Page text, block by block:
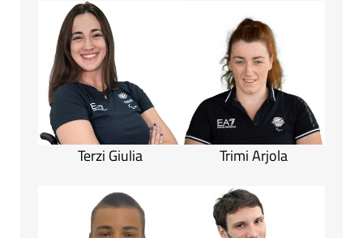
Terzi Giulia Trimi Arjola